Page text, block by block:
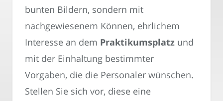
bunten Bildern, sondern mit
nachgewiesenem Können, ehrlichem
Interesse an dem Praktikumsplatz und
mit der Einhaltung bestimmter
Vorgaben, die die Personaler wünschen.
Stellen Sie sich vor, diese eine